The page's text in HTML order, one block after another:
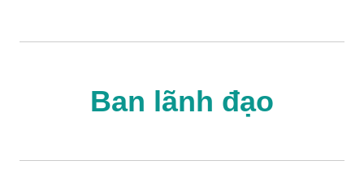
Ban lãnh đạo